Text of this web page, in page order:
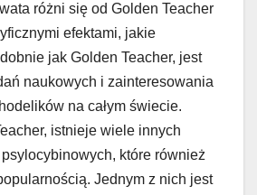
różni się od Golden Teacher
efektami, jakie
jak Golden Teacher, jest
naukowych i zainteresowania
na całym świecie.
istnieje wiele innych
które również
Jednym z nich jest